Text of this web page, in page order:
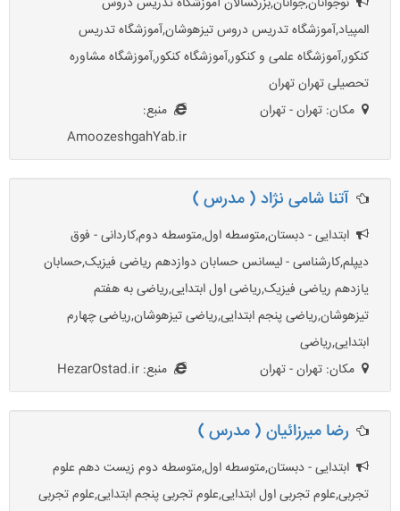
المپیاد,آموزشگاه تدریس دروس تیزهوشان,آموزشگاه تدریس
کنکور,آموزشگاه علمی و کنکور,آموزشگاه کنکور,آموزشگاه مشاوره
تحصیلی تهران تهران
مکان: تهران - تهران
منبع:
AmoozeshgahYab.ir
آتنا شامی نژاد ( مدرس )
ابتدایی - دبستان,متوسطه اول,متوسطه دوم,کاردانی - فوق
دیپلم,کارشناسی - لیسانس حسابان دوازدهم ریاضی فیزیک,حسابان
یازدهم ریاضی فیزیک,ریاضی اول ابتدایی,ریاضی به هفتم
تیزهوشان,ریاضی پنجم ابتدایی,ریاضی تیزهوشان,ریاضی چهارم
ابتدایی,ریاضی
مکان: تهران - تهران
منبع: HezarOstad.ir
رضا میرزائیان ( مدرس )
ابتدایی - دبستان,متوسطه اول,متوسطه دوم زیست دهم علوم
تجربی,علوم تجربی اول ابتدایی,علوم تجربی پنجم ابتدایی,علوم تجربی